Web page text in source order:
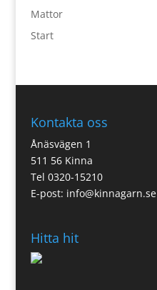
Mattor
Start
Kontakta oss
Ånäsvägen 1
511 56 Kinna
Tel 0320-15210
E-post: info@kinnagarn.se
Hitta hit